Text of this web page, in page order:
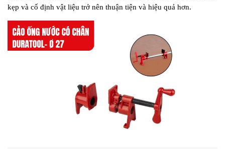
kẹp và cố định vật liệu trở nên thuận tiện và hiệu quả hơn.